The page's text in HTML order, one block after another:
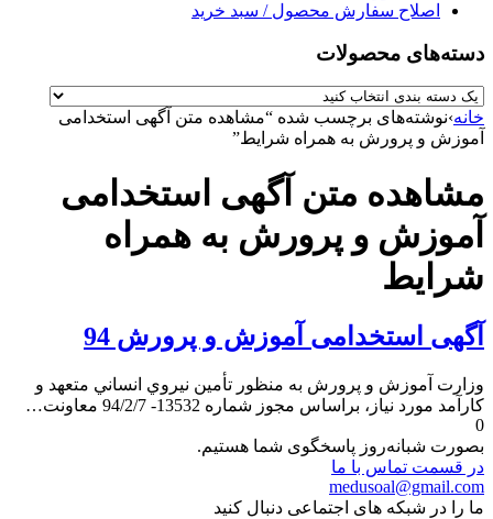
اصلاح سفارش محصول / سبد خرید
دسته‌های محصولات
خانه›نوشته‌های برچسب شده “مشاهده متن آگهی استخدامی
آموزش و پرورش به همراه شرایط”
مشاهده متن آگهی استخدامی
آموزش و پرورش به همراه
شرایط
آگهی استخدامی آموزش و پرورش 94
وزارت آموزش و پرورش به منظور تأمين نيروي انساني متعهد و
كارآمد مورد نياز، براساس مجوز شماره 13532- 94/2/7 معاونت…
0
بصورت شبانه‌روز پاسخگوی شما هستیم.
در قسمت تماس با ما
medusoal@gmail.com
ما را در شبکه های اجتماعی دنبال کنید